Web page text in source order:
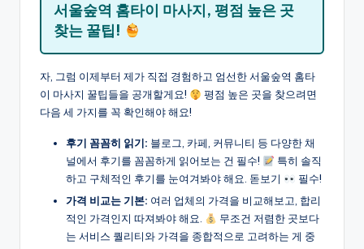
서울숲역 홈타이 마사지, 평점 높은 곳
찾는 꿀팁!
자, 그럼 이제부터 제가 직접 경험하고 엄선한 서울숲역 홈타
이 마사지 꿀팁들을 공개할게요!
평점 높은 곳을 찾으려면
다음 세 가지를 꼭 확인해야 해요!
후기 꼼꼼히 읽기: 블로그, 카페, 커뮤니티 등 다양한 채
널에서 후기를 꼼꼼하게 읽어보는 건 필수!
특히 솔직
하고 구체적인 후기를 눈여겨봐야 해요. 돋보기
필수!
가격 비교는 기본: 여러 업체의 가격을 비교해보고, 합리
적인 가격인지 따져봐야 해요.
무조건 저렴한 곳보다
는 서비스 퀄리티와 가격을 종합적으로 고려하는 게 중